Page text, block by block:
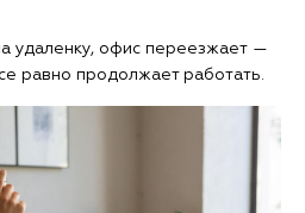
удаленку, офис переезжает —
равно продолжает работать.